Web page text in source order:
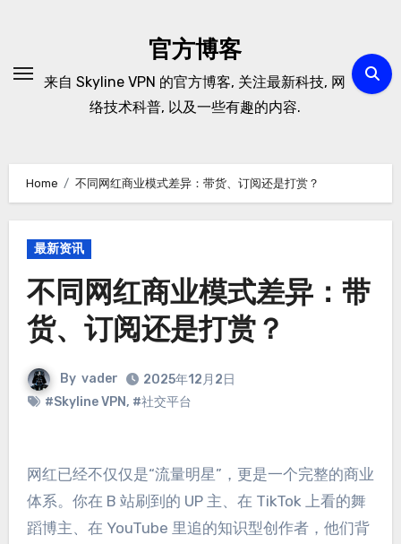
官方博客
来自 Skyline VPN 的官方博客, 关注最新科技, 网
络技术科普, 以及一些有趣的内容.
Home 不同网红商业模式差异：带货、订阅还是打赏？
最新资讯
不同网红商业模式差异：带
货、订阅还是打赏？
By vader
2025年12月2日
#Skyline VPN, #社交平台
网红已经不仅仅是“流量明星”，更是一个完整的商业
体系。你在 B 站刷到的 UP 主、在 TikTok 上看的舞
蹈博主、在 YouTube 里追的知识型创作者，他们背